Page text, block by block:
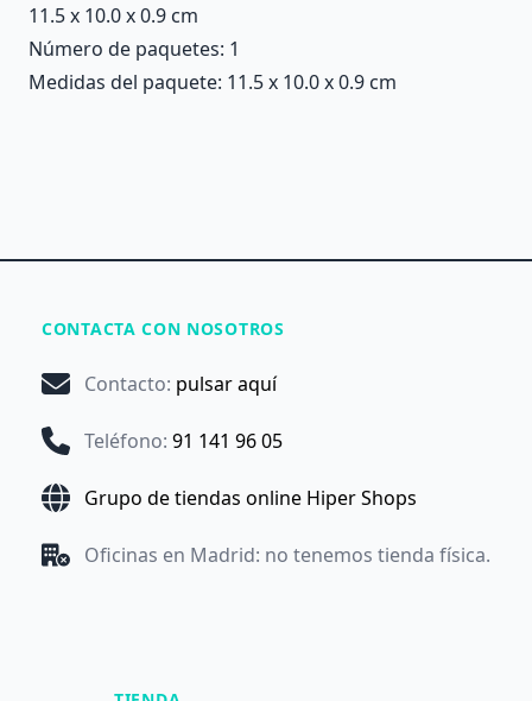
11.5 x 10.0 x 0.9 cm
Número de paquetes: 1
Medidas del paquete: 11.5 x 10.0 x 0.9 cm
CONTACTA CON NOSOTROS
Contacto: pulsar aquí
Teléfono: 91 141 96 05
Grupo de tiendas online Hiper Shops
Oficinas en Madrid: no tenemos tienda física.